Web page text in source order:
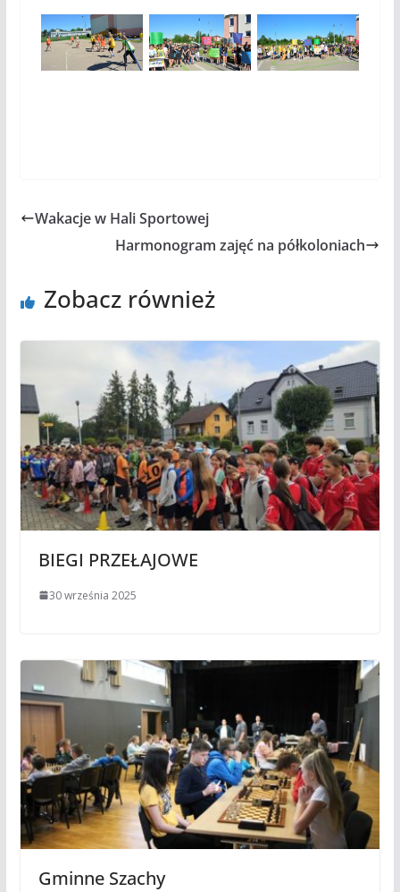
Wakacje w Hali Sportowej
Harmonogram zajęć na półkoloniach
Zobacz również
BIEGI PRZEŁAJOWE
30 września 2025
Gminne Szachy